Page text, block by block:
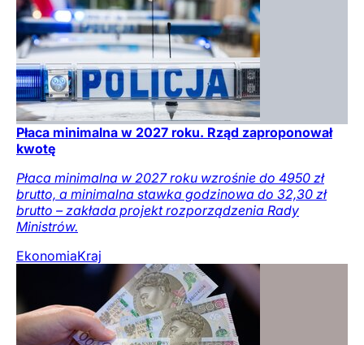
Płaca minimalna w 2027 roku. Rząd zaproponował
kwotę
Płaca minimalna w 2027 roku wzrośnie do 4950 zł
brutto, a minimalna stawka godzinowa do 32,30 zł
brutto – zakłada projekt rozporządzenia Rady
Ministrów.
EkonomiaKraj